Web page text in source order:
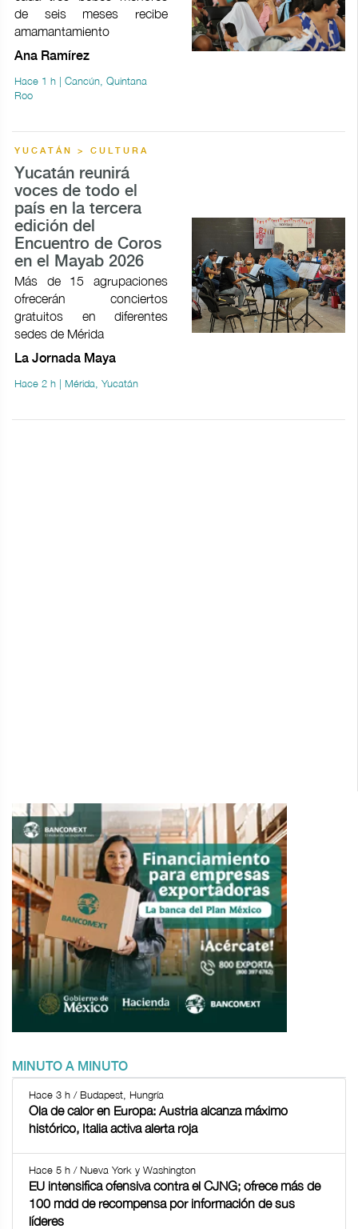
de seis meses recibe
amamantamiento
Ana Ramírez
Hace 1 h | Cancún, Quintana
Roo
YUCATÁN > CULTURA
Yucatán reunirá
voces de todo el
país en la tercera
edición del
Encuentro de Coros
en el Mayab 2026
Más de 15 agrupaciones
ofrecerán conciertos
gratuitos en diferentes
sedes de Mérida
La Jornada Maya
Hace 2 h | Mérida, Yucatán
MINUTO A MINUTO
Hace 3 h / Budapest, Hungría
Ola de calor en Europa: Austria alcanza máximo
histórico, Italia activa alerta roja
Hace 5 h / Nueva York y Washington
EU intensifica ofensiva contra el CJNG; ofrece más de
100 mdd de recompensa por información de sus
líderes